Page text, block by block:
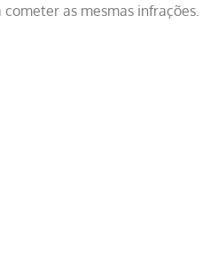
as mesmas infrações.